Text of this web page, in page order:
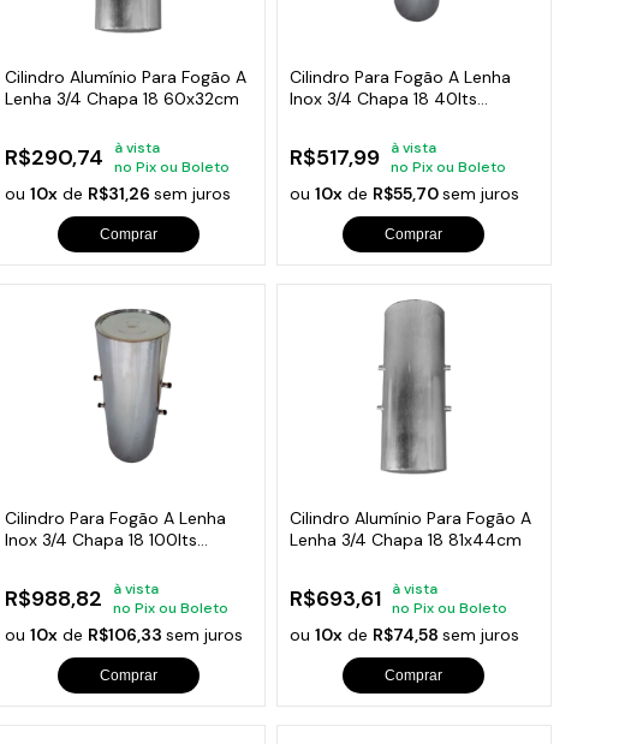
Acessorios para Piscinas
Ver Tudo
Cilindro Alumínio Para Fogão A
Lenha 3/4 Chapa 18 60x32cm
R$290,74
à vista
no Pix ou Boleto
ou 10xde R$31,26 sem juros
Comprar
Cilindro Para Fogão A Lenha
Inox 3/4 Chapa 18 40lts
R$517,99
à vista
no Pix ou Boleto
ou10x de R$55,70sem juros
Comprar
Cilindro Para Fogão A Lenha
Inox 3/4 Chapa 18 100lts
R$988,82
à vista
no Pix ou Boleto
ou 10xde R$106,33 sem juros
Comprar
Cilindro Alumínio Para Fogão A
Lenha 3/4 Chapa 18 81x44cm
R$693,61
à vista
no Pix ou Boleto
ou10x de R$74,58sem juros
Comprar